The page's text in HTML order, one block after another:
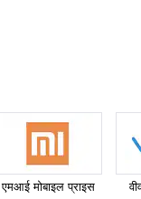
एमआई मोबाइल प्राइस